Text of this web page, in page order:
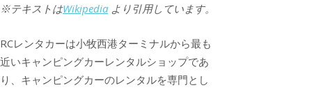
※テキストはWikipedia より引用しています。
RCレンタカーは小牧西港ターミナルから最も
近いキャンピングカーレンタルショップであ
り、キャンピングカーのレンタルを専門とし